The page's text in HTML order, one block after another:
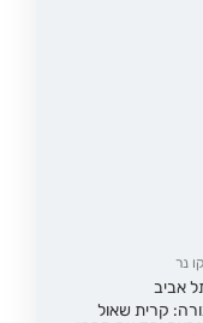
נר
אביב
קרית שאול